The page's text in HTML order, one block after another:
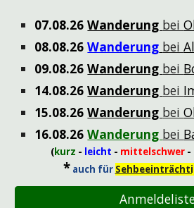
07.08.26Wanderung bei
08.08.26 Wanderung bei
09.08.26Wanderung bei
14.08.26Wanderung bei
15.08.26Wanderung bei
16.08.26Wanderung bei
(kurz - leicht - mittelschwer -
* auch für